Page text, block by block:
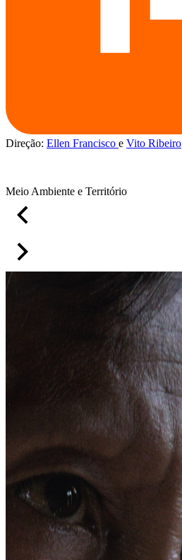
Direção: Ellen Francisco Vito Ribeiro
Meio Ambiente e Território